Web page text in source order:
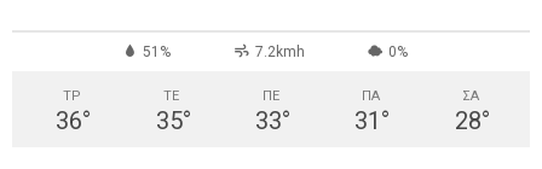
51% 7.2kmh 0%
ΤΡ
36°
ΤΕ
35°
ΠΕ
33°
ΠΑ
31 °
ΣΑ
28°